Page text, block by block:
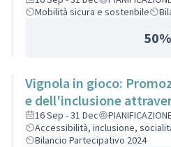
Mobilità sicura e sostenbile
50%
Vignola in gioco:
e dell'inclusione
16 Sep - 31 Dec
Accessibilità, inclusione,
Bilancio Partecipativo 2024